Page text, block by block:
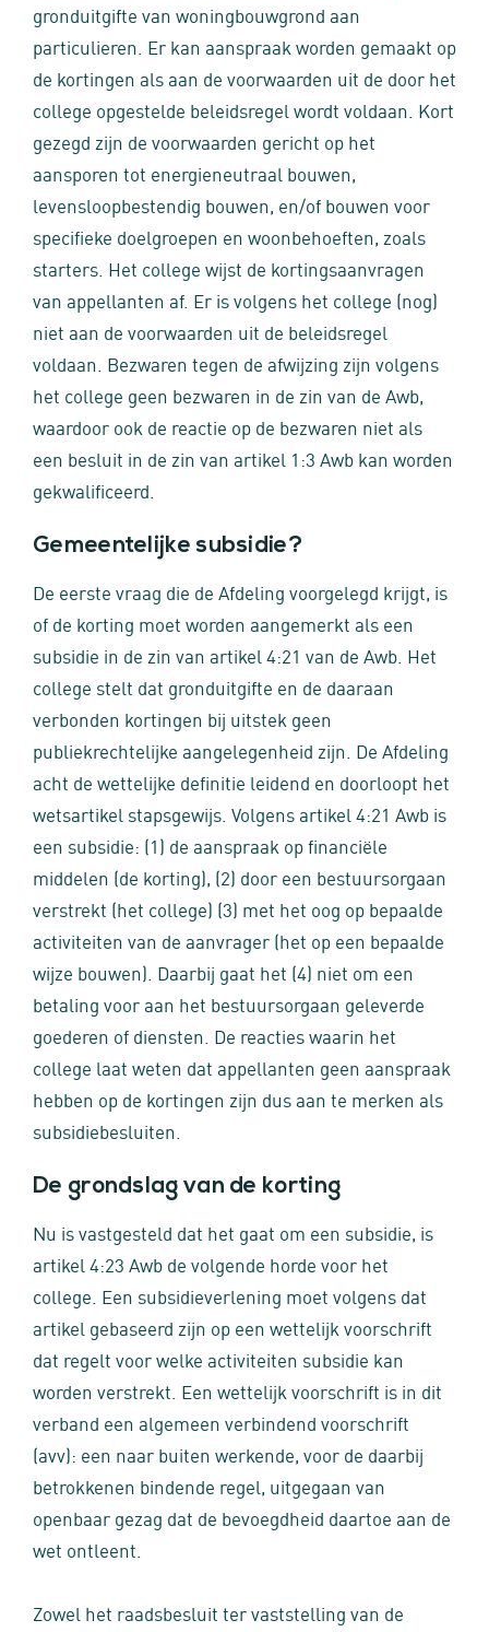
gronduitgifte van woningbouwgrond aan
particulieren. Er kan aanspraak worden gemaakt op
de kortingen als aan de voorwaarden uit de door het
college opgestelde beleidsregel wordt voldaan. Kort
gezegd zijn de voorwaarden gericht op het
aansporen tot energieneutraal bouwen,
levensloopbestendig bouwen, en/of bouwen voor
specifieke doelgroepen en woonbehoeften, zoals
starters. Het college wijst de kortingsaanvragen
van appellanten af. Er is volgens het college (nog)
niet aan de voorwaarden uit de beleidsregel
voldaan. Bezwaren tegen de afwijzing zijn volgens
het college geen bezwaren in de zin van de Awb,
waardoor ook de reactie op de bezwaren niet als
een besluit in de zin van artikel 1:3 Awb kan worden
gekwalificeerd.
Gemeentelijke subsidie?
De eerste vraag die de Afdeling voorgelegd krijgt, is
of de korting moet worden aangemerkt als een
subsidie in de zin van artikel 4:21 van de Awb. Het
college stelt dat gronduitgifte en de daaraan
verbonden kortingen bij uitstek geen
publiekrechtelijke aangelegenheid zijn. De Afdeling
acht de wettelijke definitie leidend en doorloopt het
wetsartikel stapsgewijs. Volgens artikel 4:21 Awb is
een subsidie: (1) de aanspraak op financiële
middelen (de korting), (2) door een bestuursorgaan
verstrekt (het college) (3) met het oog op bepaalde
activiteiten van de aanvrager (het op een bepaalde
wijze bouwen). Daarbij gaat het (4) niet om een
betaling voor aan het bestuursorgaan geleverde
goederen of diensten. De reacties waarin het
college laat weten dat appellanten geen aanspraak
hebben op de kortingen zijn dus aan te merken als
subsidiebesluiten.
De grondslag van de korting
Nu is vastgesteld dat het gaat om een subsidie, is
artikel 4:23 Awb de volgende horde voor het
college. Een subsidieverlening moet volgens dat
artikel gebaseerd zijn op een wettelijk voorschrift
dat regelt voor welke activiteiten subsidie kan
worden verstrekt. Een wettelijk voorschrift is in dit
verband een algemeen verbindend voorschrift
(avv): een naar buiten werkende, voor de daarbij
betrokkenen bindende regel, uitgegaan van
openbaar gezag dat de bevoegdheid daartoe aan de
wet ontleent.
Zowel het raadsbesluit ter vaststelling van de